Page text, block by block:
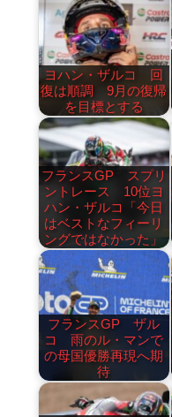
ヨハン・ザルコ 回
復は順調 9月の復帰
を目標とする
フランスGP スプリ
ントレース 10位ヨ
ハン・ザルコ「今日
はベストなフィーリ
ングではなかった」
フランスGP ザル
コ 雨のル・マンで
の母国優勝再現へ期
待